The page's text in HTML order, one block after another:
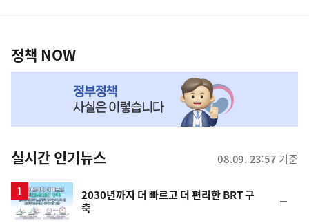
책
NOW,
뉴
스
정책 NOW
실시간 인기뉴스 08.09. 23:57 기준
2030년까지 더 빠르고 더 편리한 BRT 구
축